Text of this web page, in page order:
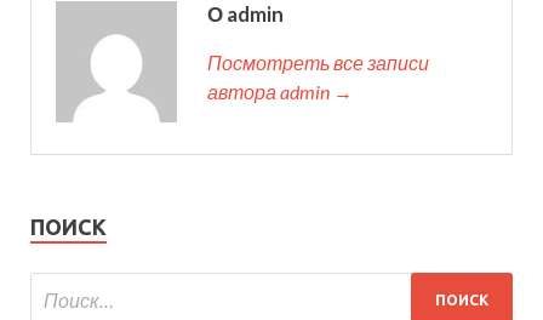
О admin
Посмотреть все записи
автора admin →
ПОИСК